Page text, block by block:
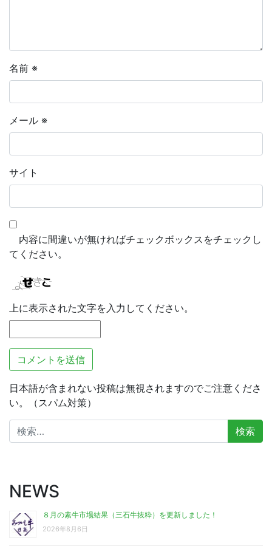
名前 ※
メール ※
サイト
内容に間違いが無ければチェックボックスをチェックし
てください。
上に表示された文字を入力してください。
日本語が含まれない投稿は無視されますのでご注意くださ
い。（スパム対策）
検
索:
NEWS
８月の素牛市場結果（三石牛抜粋）を更新しました！
2026年8月6日